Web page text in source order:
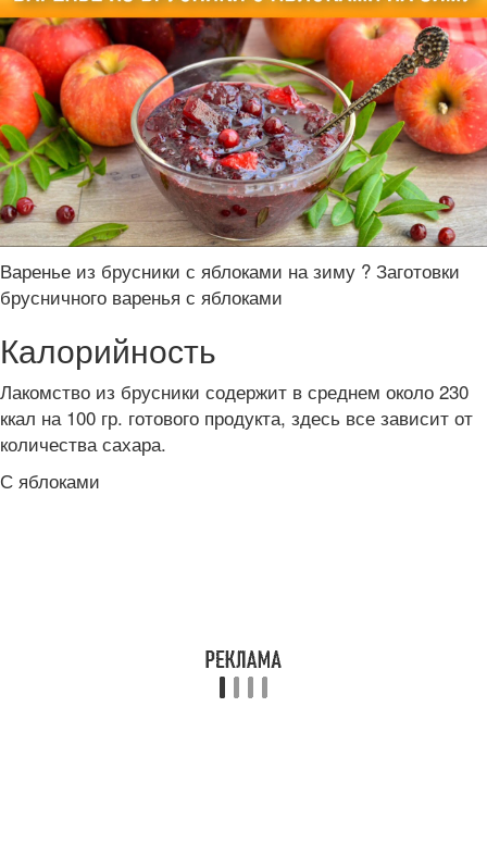
Варенье из брусники с яблоками на зиму ? Заготовки
брусничного варенья с яблоками
Калорийность
Лакомство из брусники содержит в среднем около 230
ккал на 100 гр. готового продукта, здесь все зависит от
количества сахара.
С яблоками